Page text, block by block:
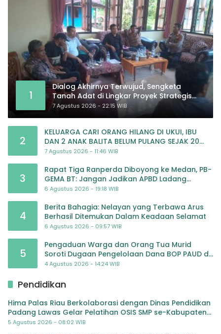
1
Dialog Akhirnya Terwujud, Sengketa
Tanah Adat di Lingkar Proyek Strategis
Nasional Memasuki Babak Baru
7 Agustus 2026 - 22:15 WIB
2
KELUARGA CARI ORANG HILANG DI UKUI, IBU
DAN 2 ANAK BALITA BELUM PULANG SEJAK 20
JULI 2026
7 Agustus 2026 - 11:46 WIB
3
Rapat Tiga Ranperda Diboyong ke Medan, PB-
GEMA BT: Jangan Jadikan APBD Ladang
Pembiayaan yang Tak Perlu
6 Agustus 2026 - 19:18 WIB
4
Berita Bahagia: Nelayan yang Terbawa Arus
Berhasil Ditemukan Dalam Keadaan Selamat
6 Agustus 2026 - 09:57 WIB
5
Pengaduan Warga dan Orang Tua Murid
Soroti Dugaan Pengelolaan Dana BOP PAUD di
TK Al-Ikhlas Tapanuli Selatan
4 Agustus 2026 - 14:24 WIB
Pendidikan
Hima Palas Riau Berkolaborasi dengan Dinas Pendidikan
Padang Lawas Gelar Pelatihan OSIS SMP se-Kabupaten
Padang Lawas
5 Agustus 2026 - 08:02 WIB